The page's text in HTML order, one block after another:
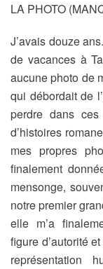
LA PHOTO
J’avais douze
de vacances à
aucune photo de
qui débordait de
perdre dans
d’histoires
mes propres
finalement
mensonge,
notre premier
elle m’a
figure d’autorité
représentation